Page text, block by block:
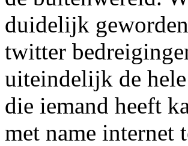
duidelijk
twitter
uiteindelijk de
die iemand heeft
met name internet